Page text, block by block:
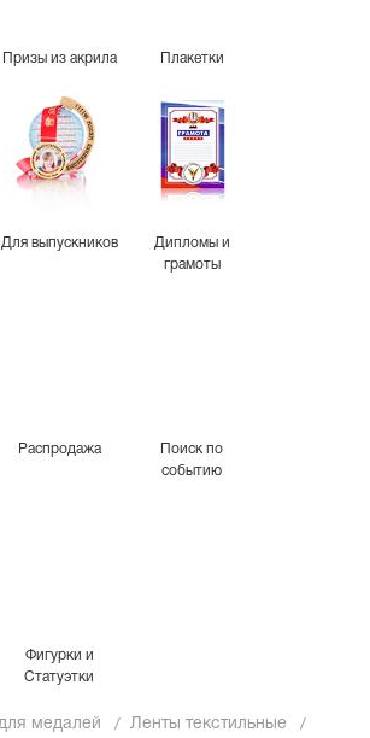
Призы из акрила Плакетки
Для выпускников
Дипломы и
грамоты
Распродажа
Поиск по
событию
Фигурки и
Статуэтки
медалей Ленты текстильные